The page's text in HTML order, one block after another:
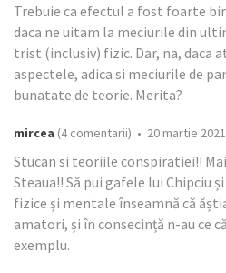
Trebuie ca efectul a fost foarte
daca ne uitam la meciurile din
trist (inclusiv) fizic. Dar, na, daca
aspectele, adica si meciurile de
bunatate de teorie. Merita?
mircea (4 comentarii) • 20 martie
Stucan si teoriile conspiratiei!!
Steaua!! Să pui gafele lui Chipciu
fizice și mentale înseamnă că
amatori, și în consecință n-au ce
exemplu.